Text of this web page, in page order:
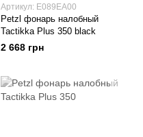
Артикул: E089EA00
Petzl фонарь налобный
Tactikka Plus 350 black
2 668 грн